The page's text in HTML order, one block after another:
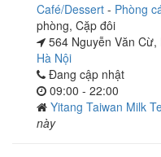
Café/Dessert - Phòng
phòng, Cặp đôi
564 Nguyễn Văn Cừ,
Hà Nội
Đang cập nhật
09:00 - 22:00
Yitang Taiwan Milk
này